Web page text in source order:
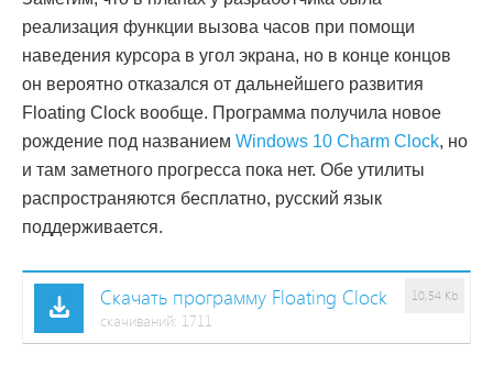
реализация функции вызова часов при помощи
наведения курсора в угол экрана, но в конце концов
он вероятно отказался от дальнейшего развития
Floating Clock вообще. Программа получила новое
рождение под названием Windows 10 Charm Clock, но
и там заметного прогресса пока нет. Обе утилиты
распространяются бесплатно, русский язык
поддерживается.
Скачать программу Floating Clock
cкачиваний: 1711
10,54 Kb